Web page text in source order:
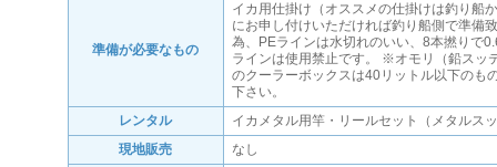
準備が必要なもの
イカ用仕掛け（オススメの仕掛けは釣り船
にお申し付けいただければ釣り船側で準備
為、PEラインは水切れのいい、8本撚りで
ラインは使用禁止です。 ※オモリ（鉛ス
のクーラーボックスは40リットル以下のも
下さい。
レンタル
イカメタル用竿・リールセット（メタルス
現地販売
なし